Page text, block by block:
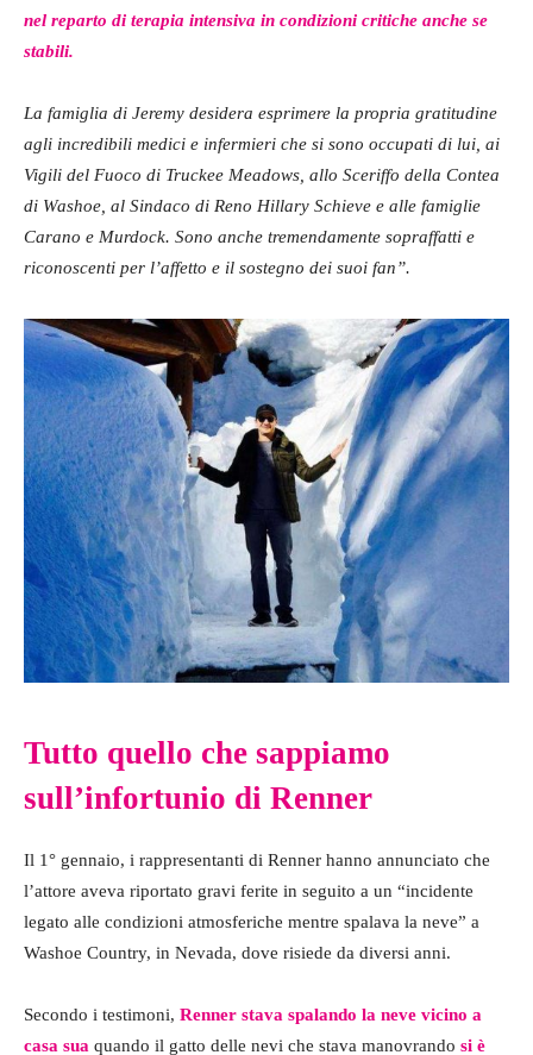
nel reparto di terapia intensiva in condizioni critiche anche se
stabili.
La famiglia di Jeremy desidera esprimere la propria gratitudine
agli incredibili medici e infermieri che si sono occupati di lui, ai
Vigili del Fuoco di Truckee Meadows, allo Sceriffo della Contea
di Washoe, al Sindaco di Reno Hillary Schieve e alle famiglie
Carano e Murdock. Sono anche tremendamente sopraffatti e
riconoscenti per l’affetto e il sostegno dei suoi fan”.
Tutto quello che sappiamo
sull’infortunio di Renner
Il 1° gennaio, i rappresentanti di Renner hanno annunciato che
l’attore aveva riportato gravi ferite in seguito a un “incidente
legato alle condizioni atmosferiche mentre spalava la neve” a
Washoe Country, in Nevada, dove risiede da diversi anni.
Secondo i testimoni, Renner stava spalando la neve vicino a
casa sua quando il gatto delle nevi che stava manovrando si è